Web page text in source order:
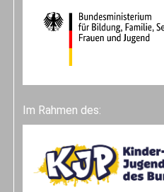
Im Rahmen des: